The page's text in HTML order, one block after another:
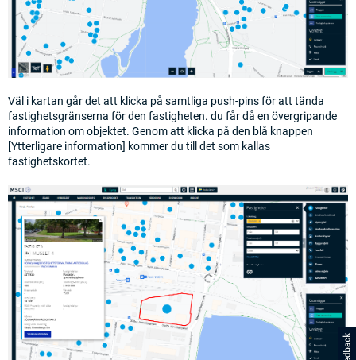
Väl i kartan går det att klicka på samtliga push-pins för att tända
fastighetsgränserna för den fastigheten. du får då en övergripande
information om objektet. Genom att klicka på den blå knappen
[Ytterligare information] kommer du till det som kallas
fastighetskortet.